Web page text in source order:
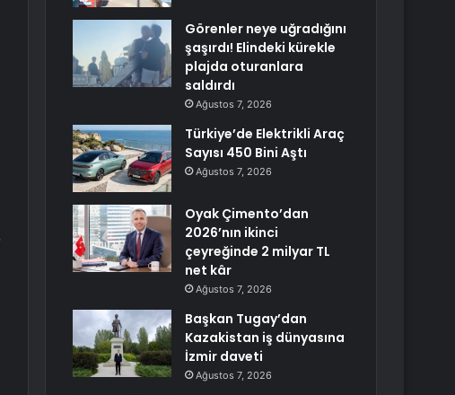
Görenler neye uğradığını
şaşırdı! Elindeki kürekle
plajda oturanlara
saldırdı
Ağustos 7, 2026
Türkiye’de Elektrikli Araç
Sayısı 450 Bini Aştı
Ağustos 7, 2026
Oyak Çimento’dan
2026’nın ikinci
çeyreğinde 2 milyar TL
net kâr
Ağustos 7, 2026
Başkan Tugay’dan
Kazakistan iş dünyasına
İzmir daveti
Ağustos 7, 2026